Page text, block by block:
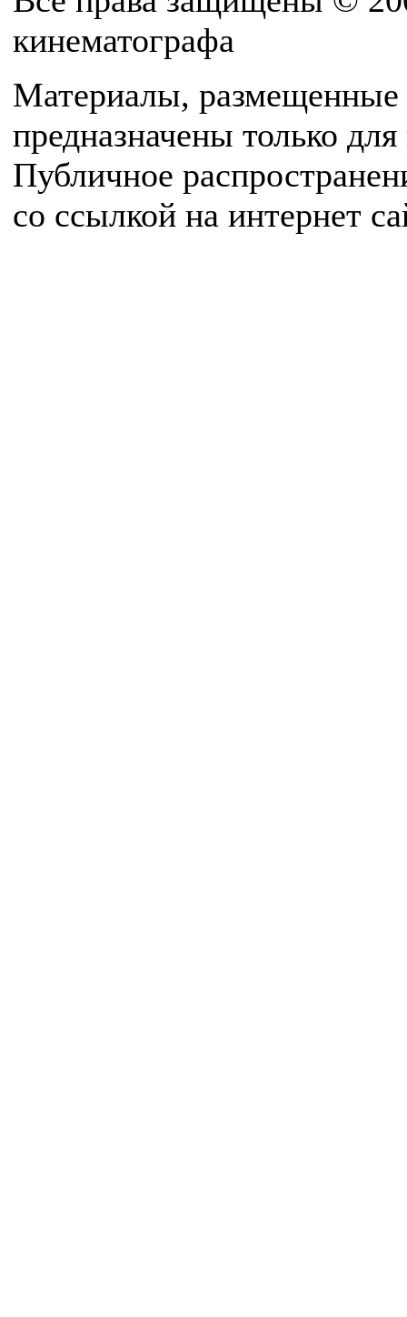
кинематографа
Материалы, размещенные
предназначены только
Публичное
со ссылкой на интернет